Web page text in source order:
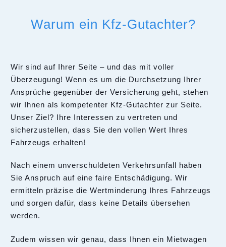
Warum ein Kfz-Gutachter?
Wir sind auf Ihrer Seite – und das mit voller
Überzeugung! Wenn es um die Durchsetzung Ihrer
Ansprüche gegenüber der Versicherung geht, stehen
wir Ihnen als kompetenter Kfz-Gutachter zur Seite.
Unser Ziel? Ihre Interessen zu vertreten und
sicherzustellen, dass Sie den vollen Wert Ihres
Fahrzeugs erhalten!
Nach einem unverschuldeten Verkehrsunfall haben
Sie Anspruch auf eine faire Entschädigung. Wir
ermitteln präzise die Wertminderung Ihres Fahrzeugs
und sorgen dafür, dass keine Details übersehen
werden.
Zudem wissen wir genau, dass Ihnen ein Mietwagen